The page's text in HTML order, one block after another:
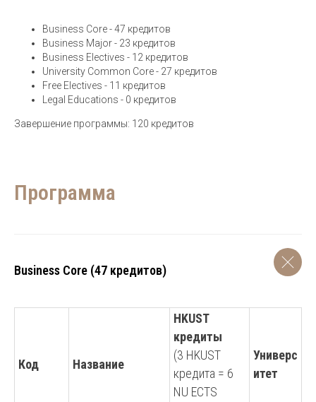
Business Core - 47 кредитов
Business Major - 23 кредитов
Business Electives - 12 кредитов
University Common Core - 27 кредитов
Free Electives - 11 кредитов
Legal Educations - 0 кредитов
Завершение программы: 120 кредитов
Программа
Business Core (47 кредитов)
Код Название
HKUST
кредиты
(3 HKUST
кредита = 6
NU ECTS
Универс
итет